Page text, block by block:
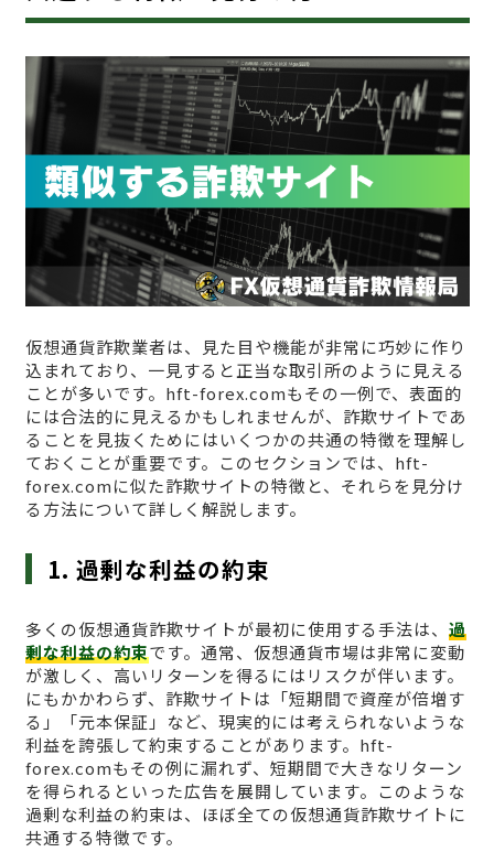
仮想通貨詐欺業者は、見た目や機能が非常に巧妙に作り
込まれており、一見すると正当な取引所のように見える
ことが多いです。hft-forex.comもその一例で、表面的
には合法的に見えるかもしれませんが、詐欺サイトであ
ることを見抜くためにはいくつかの共通の特徴を理解し
ておくことが重要です。このセクションでは、hft-
forex.comに似た詐欺サイトの特徴と、それらを見分け
る方法について詳しく解説します。
1. 過剰な利益の約束
多くの仮想通貨詐欺サイトが最初に使用する手法は、 過
剰な利益の約束です。通常、仮想通貨市場は非常に変動
が激しく、高いリターンを得るにはリスクが伴います。
にもかかわらず、詐欺サイトは「短期間で資産が倍増す
る」「元本保証」など、現実的には考えられないような
利益を誇張して約束することがあります。hft-
forex.comもその例に漏れず、短期間で大きなリターン
を得られるといった広告を展開しています。このような
過剰な利益の約束は、ほぼ全ての仮想通貨詐欺サイトに
共通する特徴です。